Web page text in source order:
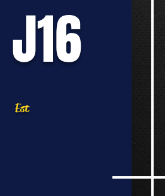
Est
J16